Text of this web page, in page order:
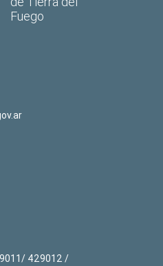
Fuego
429012 /